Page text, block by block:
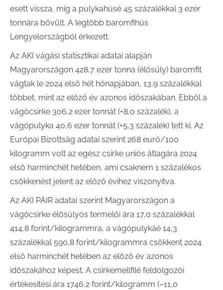
esett vissza, míg a pulykahúsé 45 százalékkal 3 ezer
tonnára bővült. A legtöbb baromfihús
Lengyelországból érkezett.
Az AKI vágási statisztikai adatai alapján
Magyarországon 428,7 ezer tonna (élősúly) baromfit
vágtak le 2024 első hét hónapjában, 13,9 százalékkal
többet, mint az előző év azonos időszakában. Ebből a
vágócsirke 306,2 ezer tonnát (+8,0 százalék), a
vágópulyka 40,6 ezer tonnát (+5,3 százalék) tett ki. Az
Európai Bizottság adatai szerint 268 euró/100
kilogramm volt az egész csirke uniós átlagára 2024
első harminchét hetében, ami csaknem 1 százalékos
csökkenést jelent az előző évihez viszonyítva.
Az AKI PÁIR adatai szerint Magyarországon a
vágócsirke élősúlyos termelői ára 17,0 százalékkal
414,8 forint/kilogrammra, a vágópulykáé 14,3
százalékkal 590,8 forint/kilogrammra csökkent 2024
első harminchét hetében az előző év azonos
időszakához képest. A csirkemellfilé feldolgozói
értékesítési ára 1746,2 forint/kilogramm (–11,0